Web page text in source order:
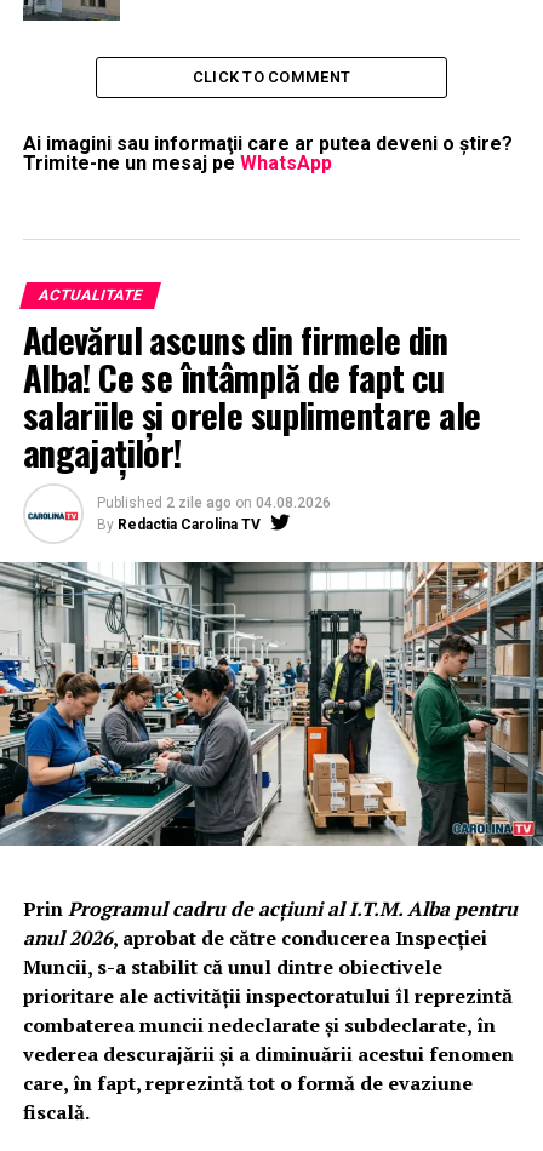
CLICK TO COMMENT
Ai imagini sau informaţii care ar putea deveni o ştire?
Trimite-ne un mesaj pe WhatsApp
ACTUALITATE
Adevărul ascuns din firmele din
Alba! Ce se întâmplă de fapt cu
salariile și orele suplimentare ale
angajaților!
Published 2 zile ago on 04.08.2026
By Redactia Carolina TV
PrinProgramul cadru de acțiuni al I.T.M. Alba pentru
anul 2026, aprobat de către conducerea Inspecției
Muncii, s-a stabilit că unul dintre obiectivele
prioritare ale activității inspectoratului îl reprezintă
combaterea muncii nedeclarate și subdeclarate, în
vederea descurajării și a diminuării acestui fenomen
care, în fapt, reprezintă tot o formă de evaziune
fiscală.